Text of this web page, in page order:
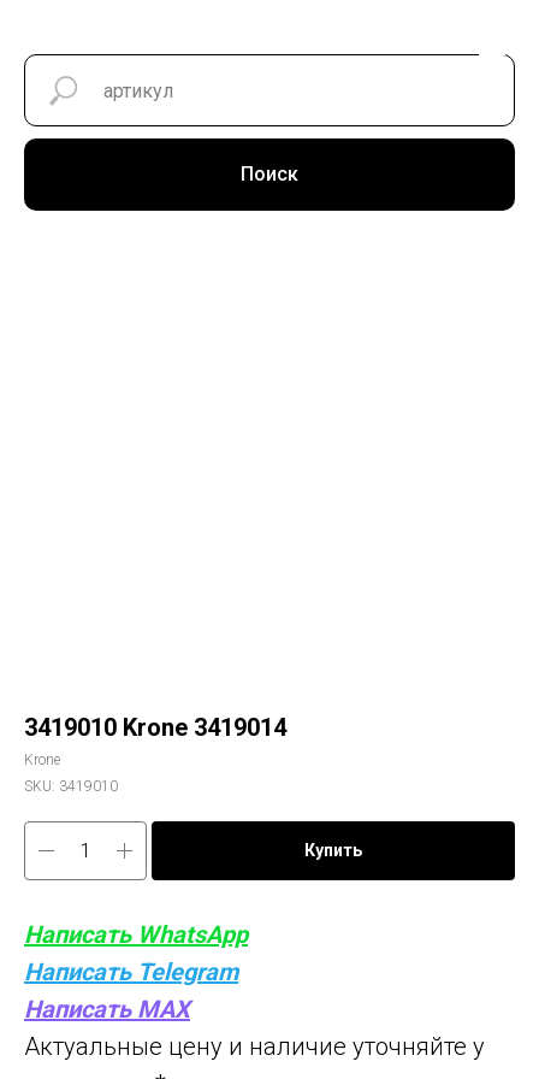
Поиск
3419010 Krone 3419014
Krone
SKU: 3419010
Купить
Написать WhatsApp
Написать Telegram
Написать MAX
Актуальные цену и наличие уточняйте у